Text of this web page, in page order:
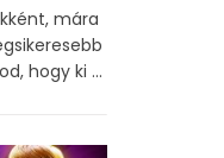
mára
hogy ki ...